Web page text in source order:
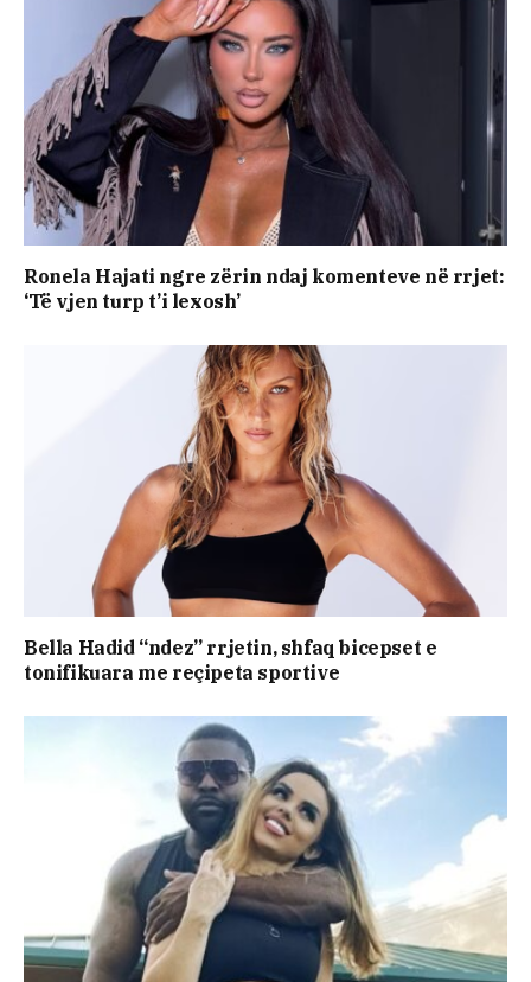
Ronela Hajati ngre zërin ndaj komenteve në rrjet:
‘Të vjen turp t’i lexosh’
Bella Hadid “ndez” rrjetin, shfaq bicepset e
tonifikuara me reçipeta sportive